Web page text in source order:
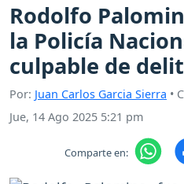
Rodolfo
la Policía
culpable de
Por: Juan Carlos Garcia Sierra •
Jue, 14 Ago 2025 5:21 pm
Comparte en: